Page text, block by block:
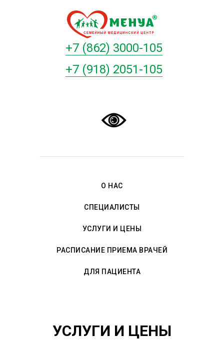
+7 (862) 3000-105
+7 (918) 2051-105
О НАС
СПЕЦИАЛИСТЫ
УСЛУГИ И ЦЕНЫ
РАСПИСАНИЕ ПРИЕМА ВРАЧЕЙ
ДЛЯ ПАЦИЕНТА
УСЛУГИ И ЦЕНЫ